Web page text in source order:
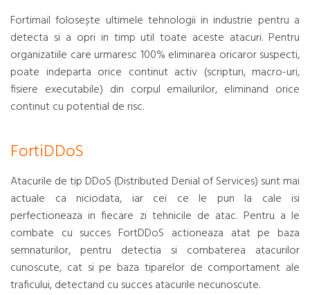
Fortimail folosește ultimele tehnologii in industrie pentru a
detecta si a opri in timp util toate aceste atacuri. Pentru
organizatiile care urmaresc 100% eliminarea oricaror suspecti,
poate indeparta orice continut activ (scripturi, macro-uri,
fisiere executabile) din corpul emailurilor, eliminand orice
continut cu potential de risc.
FortiDDoS
Atacurile de tip DDoS (Distributed Denial of Services) sunt mai
actuale ca niciodata, iar cei ce le pun la cale isi
perfectioneaza in fiecare zi tehnicile de atac. Pentru a le
combate cu succes FortDDoS actioneaza atat pe baza
semnaturilor, pentru detectia si combaterea atacurilor
cunoscute, cat si pe baza tiparelor de comportament ale
traficului, detectand cu succes atacurile necunoscute.